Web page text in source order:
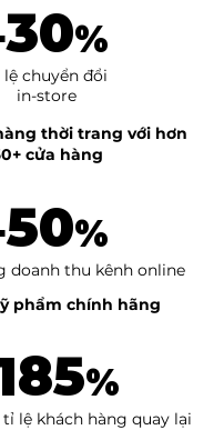
30%
lệ chuyển đổi
​in-store
thời trang với hơn
cửa hàng
50%
doanh thu kênh online
phẩm chính hãng
%
lệ khách hàng quay lại